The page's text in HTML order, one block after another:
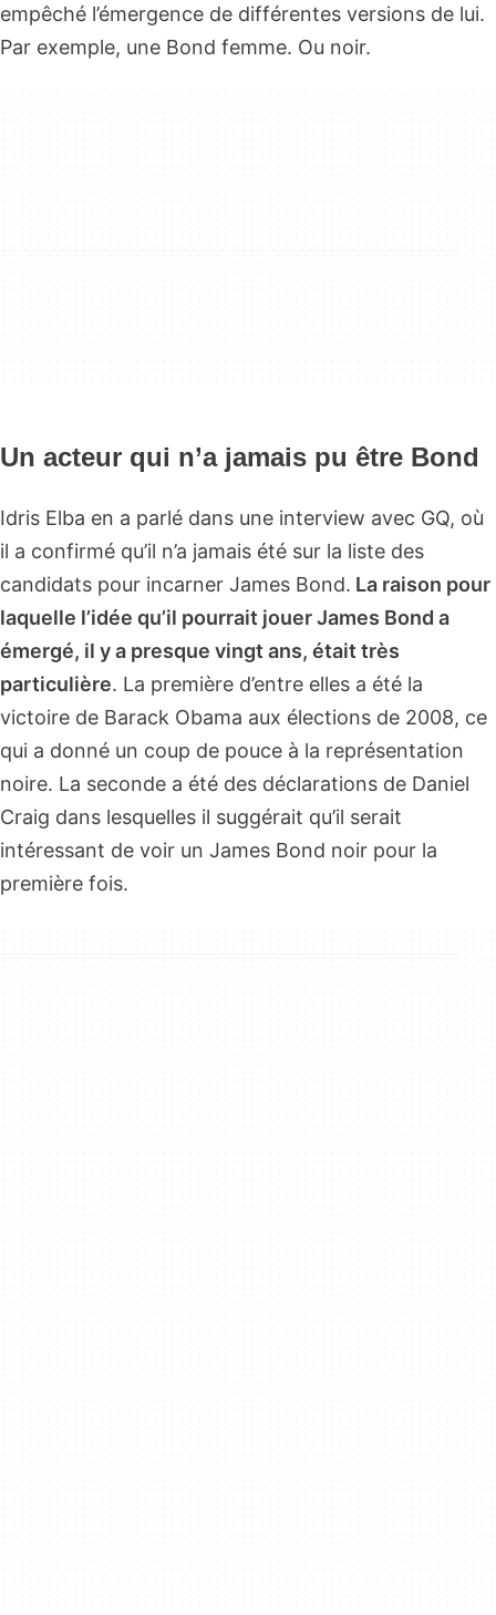
empêché l’émergence de différentes versions de lui.
Par exemple, une Bond femme. Ou noir.
Un acteur qui n’a jamais pu être Bond
Idris Elba en a parlé dans une interview avec GQ, où
il a confirmé qu’il n’a jamais été sur la liste des
candidats pour incarner James Bond. La raison pour
laquelle l’idée qu’il pourrait jouer James Bond a
émergé, il y a presque vingt ans, était très
particulière. La première d’entre elles a été la
victoire de Barack Obama aux élections de 2008, ce
qui a donné un coup de pouce à la représentation
noire. La seconde a été des déclarations de Daniel
Craig dans lesquelles il suggérait qu’il serait
intéressant de voir un James Bond noir pour la
première fois.